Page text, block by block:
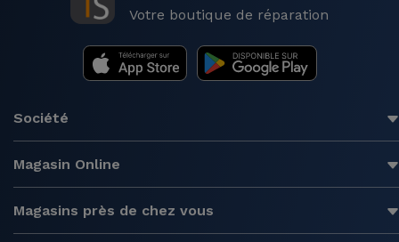
Votre boutique de réparation
Société
Magasin Online
Magasins près de chez vous